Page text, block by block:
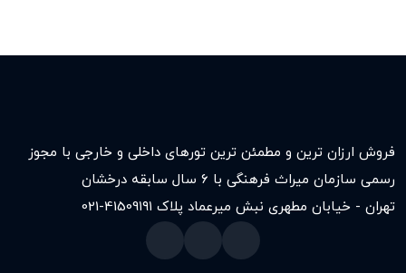
فروش ارزان ترین و مطمئن ترین تورهای داخلی و خارجی با مجوز
رسمی سازمان میراث فرهنگی با ۶ سال سابقه درخشان
تهران - خیابان مطهری نبش میرعماد پلاک ۱۹۱
021-41509